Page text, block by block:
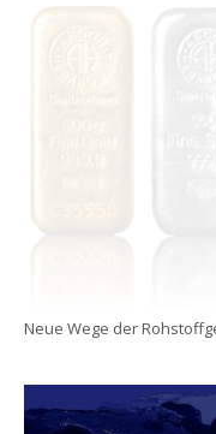
Neue Wege der